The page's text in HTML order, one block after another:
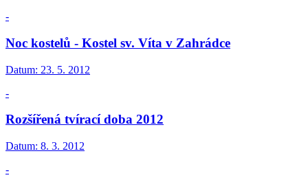
-
Noc kostelů - Kostel sv. Víta v Zahrádce
Datum: 23. 5. 2012
-
Rozšířená tvírací doba 2012
Datum: 8. 3. 2012
-